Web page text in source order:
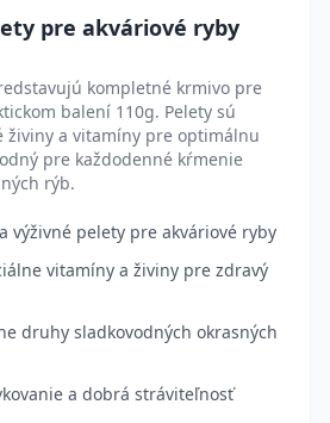
pre akváriové ryby
kompletné krmivo pre
balení 110g. Pelety sú
živiny a vitamíny pre optimálnu
pre každodenné kŕmenie
rýb.
výživné pelety pre akváriové ryby
vitamíny a živiny pre zdravý
druhy sladkovodných okrasných
a dobrá stráviteľnosť